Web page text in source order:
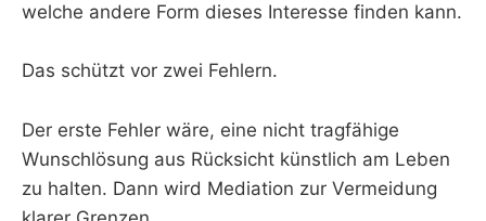
welche andere Form dieses Interesse finden kann.
Das schützt vor zwei Fehlern.
Der erste Fehler wäre, eine nicht tragfähige
Wunschlösung aus Rücksicht künstlich am Leben
zu halten. Dann wird Mediation zur Vermeidung